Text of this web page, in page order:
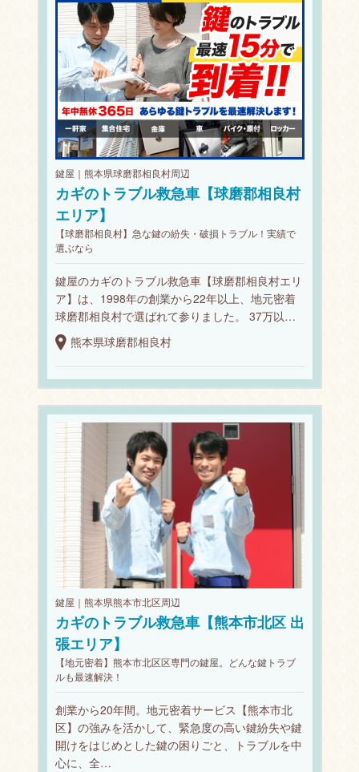
鍵屋｜熊本県球磨郡相良村周辺
カギのトラブル救急車【球磨郡相良村
エリア】
【球磨郡相良村】急な鍵の紛失・破損トラブル！実績で
選ぶなら
鍵屋のカギのトラブル救急車【球磨郡相良村エリ
ア】は、1998年の創業から22年以上、地元密着
球磨郡相良村で選ばれて参りました。 37万以…
熊本県球磨郡相良村
鍵屋｜熊本県熊本市北区周辺
カギのトラブル救急車【熊本市北区 出
張エリア】
【地元密着】熊本市北区区専門の鍵屋。どんな鍵トラブ
ルも最速解決！
創業から20年間。地元密着サービス【熊本市北
区】の強みを活かして、緊急度の高い鍵紛失や鍵
開けをはじめとした鍵の困りごと、トラブルを中
心に、全…